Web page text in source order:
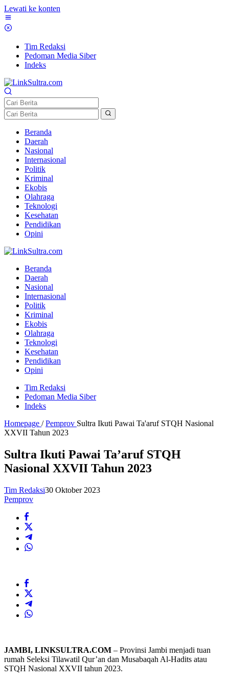
Lewati ke konten
Tim Redaksi
Pedoman Media Siber
Indeks
Beranda
Daerah
Nasional
Internasional
Politik
Kriminal
Ekobis
Olahraga
Teknologi
Kesehatan
Pendidikan
Opini
Beranda
Daerah
Nasional
Internasional
Politik
Kriminal
Ekobis
Olahraga
Teknologi
Kesehatan
Pendidikan
Opini
Tim Redaksi
Pedoman Media Siber
Indeks
Homepage / Pemprov Sultra Ikuti Pawai Ta'aruf STQH Nasional
XXVII Tahun 2023
Sultra Ikuti Pawai Ta’aruf STQH
Nasional XXVII Tahun 2023
Tim Redaksi30 Oktober 2023
Pemprov
JAMBI, LINKSULTRA.COM – Provinsi Jambi menjadi tuan
rumah Seleksi Tilawatil Qur’an dan Musabaqah Al-Hadits atau
STQH Nasional XXVII tahun 2023.